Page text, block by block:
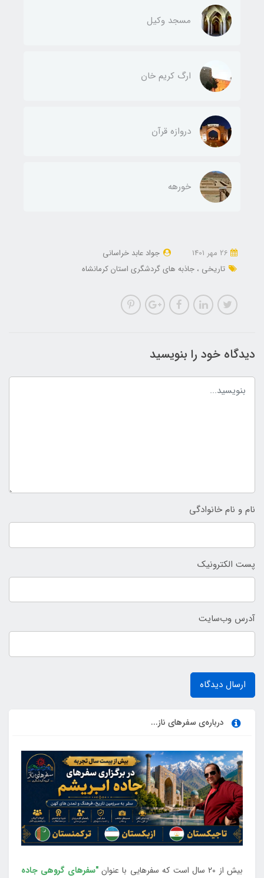
مسجد وکیل
ارگ کریم خان
دروازه قرآن
خورهه
جواد عابد خراسانی
تاریخی
جاذبه های گردشگری استان کرمانشاه
دیدگاه خود را بنویسید
نام و نام خانوادگی
پست الکترونیک
آدرس وب‌سایت
ارسال دیدگاه
درباره‌ی سفرهای ناز...
بیش از 20 سال است که سفرهایی با عنوان
"سفرهای گروهی جاده